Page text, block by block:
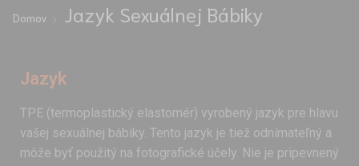
Domov Jazyk Sexuálnej Bábiky
Jazyk
TPE (termoplastický elastomér) vyrobený jazyk pre hlavu
vašej sexuálnej bábiky. Tento jazyk je tiež odnímateľný a
môže byť použitý na fotografické účely. Nie je pripevnený